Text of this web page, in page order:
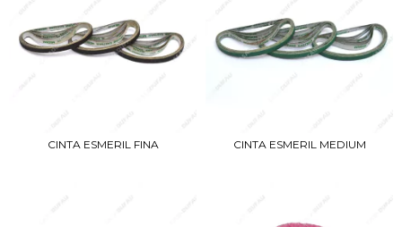
CINTA ESMERIL FINA CINTA ESMERIL MEDIUM